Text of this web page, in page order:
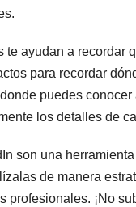
ayudan a recordar
para recordar
puedes
los detalles de
son una
de manera
profesionales. ¡No